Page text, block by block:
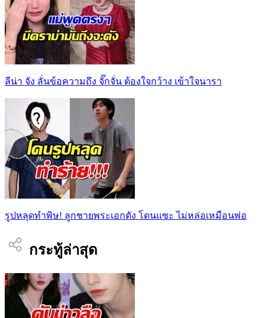
ลีน่า จัง ลั่นข้อความถึง จั๊กจั่น ต้องใจกว้าง เข้าใจนารา
รูปหลุดทำพิษ! ลูกชายพระเอกดัง โดนเเซะ ไม่หล่อเหมือนพ่อ
กระทู้ล่าสุด